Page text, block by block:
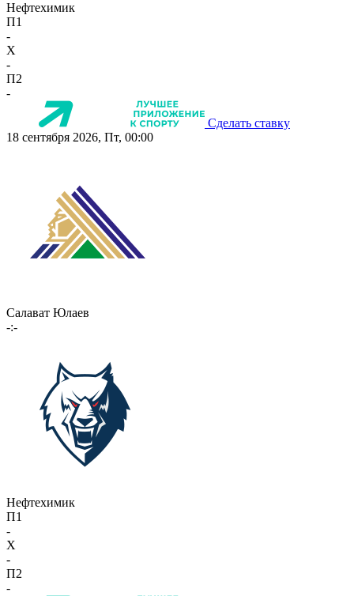
Нефтехимик
П1
-
X
-
П2
-
Сделать ставку
18 сентября 2026, Пт, 00:00
Салават Юлаев
-:-
Нефтехимик
П1
-
X
-
П2
-